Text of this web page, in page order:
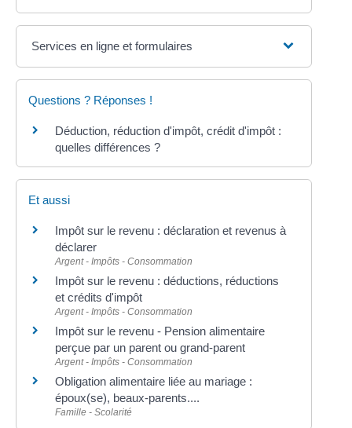
Services en ligne et formulaires
Questions ? Réponses !
Déduction, réduction d'impôt, crédit d'impôt :
quelles différences ?
Et aussi
Impôt sur le revenu : déclaration et revenus à
déclarer
Argent - Impôts - Consommation
Impôt sur le revenu : déductions, réductions
et crédits d'impôt
Argent - Impôts - Consommation
Impôt sur le revenu - Pension alimentaire
perçue par un parent ou grand-parent
Argent - Impôts - Consommation
Obligation alimentaire liée au mariage :
époux(se), beaux-parents....
Famille - Scolarité